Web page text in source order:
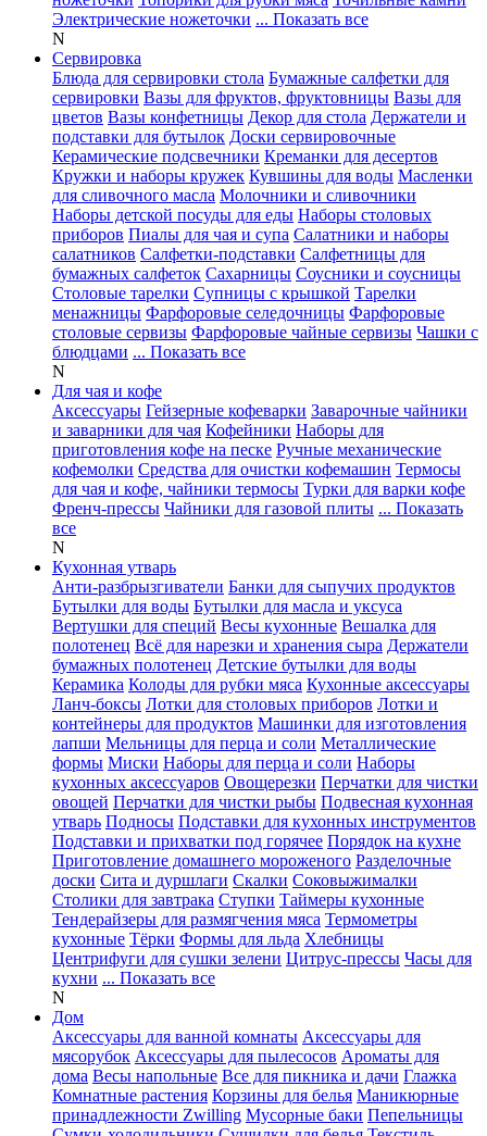
Электрические ножеточки ... Показать все
N
Сервировка
Блюда для сервировки стола Бумажные салфетки для
сервировки Вазы для фруктов, фруктовницы Вазы для
цветов Вазы конфетницы Декор для стола Держатели и
подставки для бутылок Доски сервировочные
Керамические подсвечники Креманки для десертов
Кружки и наборы кружек Кувшины для воды Масленки
для сливочного масла Молочники и сливочники
Наборы детской посуды для еды Наборы столовых
приборов Пиалы для чая и супа Салатники и наборы
салатников Салфетки-подставки Салфетницы для
бумажных салфеток Сахарницы Соусники и соусницы
Столовые тарелки Супницы с крышкой Тарелки
менажницы Фарфоровые селедочницы Фарфоровые
столовые сервизы Фарфоровые чайные сервизы Чашки с
блюдцами ... Показать все
N
Для чая и кофе
Аксессуары Гейзерные кофеварки Заварочные чайники
и заварники для чая Кофейники Наборы для
приготовления кофе на песке Ручные механические
кофемолки Средства для очистки кофемашин Термосы
для чая и кофе, чайники термосы Турки для варки кофе
Френч-прессы Чайники для газовой плиты ... Показать
все
N
Кухонная утварь
Анти-разбрызгиватели Банки для сыпучих продуктов
Бутылки для воды Бутылки для масла и уксуса
Вертушки для специй Весы кухонные Вешалка для
полотенец Всё для нарезки и хранения сыра Держатели
бумажных полотенец Детские бутылки для воды
Керамика Колоды для рубки мяса Кухонные аксессуары
Ланч-боксы Лотки для столовых приборов Лотки и
контейнеры для продуктов Машинки для изготовления
лапши Мельницы для перца и соли Металлические
формы Миски Наборы для перца и соли Наборы
кухонных аксессуаров Овощерезки Перчатки для чистки
овощей Перчатки для чистки рыбы Подвесная кухонная
утварь Подносы Подставки для кухонных инструментов
Подставки и прихватки под горячее Порядок на кухне
Приготовление домашнего мороженого Разделочные
доски Сита и дуршлаги Скалки Соковыжималки
Столики для завтрака Ступки Таймеры кухонные
Тендерайзеры для размягчения мяса Термометры
кухонные Тёрки Формы для льда Хлебницы
Центрифуги для сушки зелени Цитрус-прессы Часы для
кухни ... Показать все
N
Дом
Аксессуары для ванной комнаты Аксессуары для
мясорубок Аксессуары для пылесосов Ароматы для
дома Весы напольные Все для пикника и дачи Глажка
Комнатные растения Корзины для белья Маникюрные
принадлежности Zwilling Мусорные баки Пепельницы